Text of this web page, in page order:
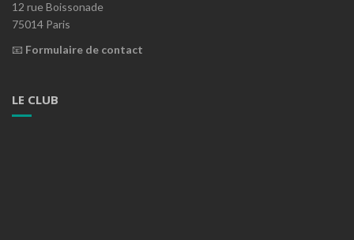
12 rue Boissonade
75014 Paris
📧 Formulaire de contact
LE CLUB